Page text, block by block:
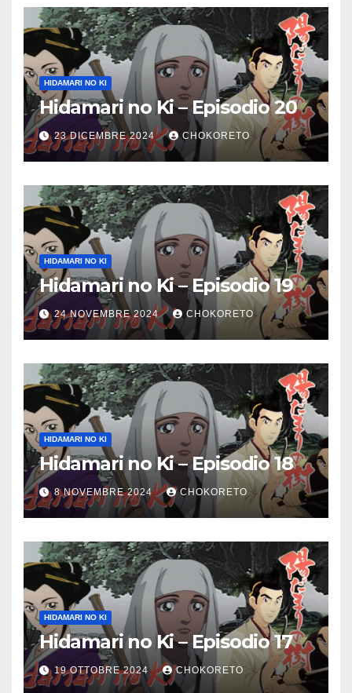
HIDAMARI NO KI
Hidamari no Ki – Episodio 20
23 DICEMBRE 2024 CHOKORETO
HIDAMARI NO KI
Hidamari no Ki – Episodio 19
24 NOVEMBRE 2024 CHOKORETO
HIDAMARI NO KI
Hidamari no Ki – Episodio 18
8 NOVEMBRE 2024 CHOKORETO
HIDAMARI NO KI
Hidamari no Ki – Episodio 17
19 OTTOBRE 2024 CHOKORETO